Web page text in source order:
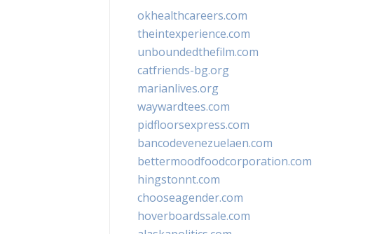
okhealthcareers.com
theintexperience.com
unboundedthefilm.com
catfriends-bg.org
marianlives.org
waywardtees.com
pidfloorsexpress.com
bancodevenezuelaen.com
bettermoodfoodcorporation.com
hingstonnt.com
chooseagender.com
hoverboardssale.com